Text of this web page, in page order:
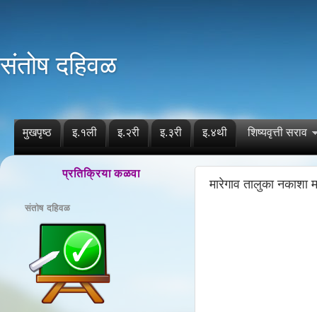
संतोष दहिवळ
मुखपृष्ठ इ.१ली इ.२री इ.३री इ.४थी शिष्यवृत्ती सराव
मारेगाव तालुका नकाशा
प्रतिक्रिया कळवा
संतोष दहिवळ